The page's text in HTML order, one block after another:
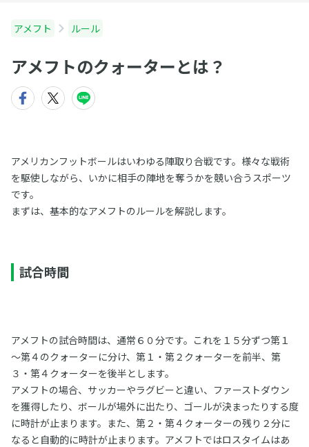
アメフト ルール
アメフトのクォーターとは？
アメリカンフットボールはいわゆる陣取り合戦です。様々な戦術
を駆使しながら、いかに相手の陣地を奪うかを競い合うスポーツ
です。
まずは、基本的なアメフトのルールを解説します。
試合時間
アメフトの試合時間は、通常６０分です。これを１５分ずつ第１
～第４のクォーターに分け、第１・第２クォーターを前半、第
３・第４クォーターを後半とします。
アメフトの場合、サッカーやラグビーと違い、ファーストダウン
を獲得したり、ボールが場外に出たり、ゴールが決まったりする度
に時計が止まります。また、第２・第４クォーターの残り２分に
なると自動的に時計が止まります。アメフトではロスタイムはあ